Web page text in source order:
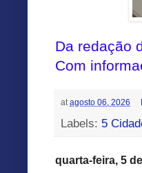
Da redação
Com
at agosto 06, 2026
Labels: 5
quarta-feira, 5